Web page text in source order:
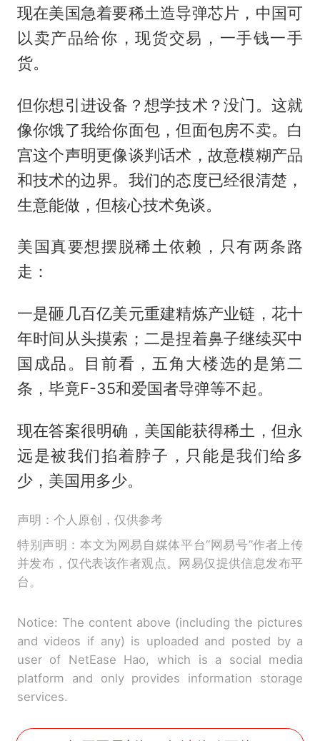
现在美国急着要稀土造导弹芯片，中国可
以卖产品给你，现货交易，一手钱一手
货。
但你想引进设备？想学技术？没门。这就
像你饿了我给你面包，但面包房不卖。白
宫这个声明更像谈判话术，故意模糊产品
和技术的边界。我们的态度已经很清楚，
生意能做，但核心技术免谈。
美国真要想摆脱稀土依赖，只有两条路
走：
一是砸几百亿美元重建精炼产业链，花十
年时间从头摸索；二是捏着鼻子继续买中
国成品。目前看，五角大楼选的是第二
条，毕竟F-35和爱国者导弹等不起。
现在答案很明确，美国能获得稀土，但永
远是被我们掐着脖子，只能是我们给多
少，美国用多少。
声明：个人原创，仅供参考
特别声明：本文为网易自媒体平台“网易号”作者上传
并发布，仅代表该作者观点。网易仅提供信息发布平
台。
Notice: The content above (including the pictures
and videos if any) is uploaded and posted by a
user of NetEase Hao, which is a social media
platform and only provides information storage
services.